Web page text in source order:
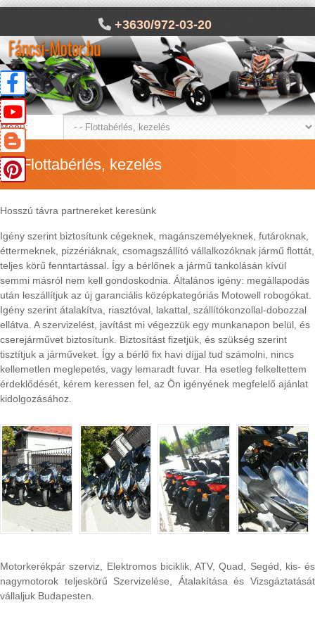
+3630/972-03-20
Menü:
Flottabérlés, kezelés
Hosszú távra partnereket keresünk
Igény szerint biztosítunk cégeknek, magánszemélyeknek, futároknak,
éttermeknek, pizzériáknak, csomagszállító vállalkozóknak jármű flottát,
teljes körű fenntartással. Így a bérlőnek a jármű tankolásán kívül
semmi másról nem kell gondoskodnia. Általános igény: megállapodás
után leszállítjuk az új garanciális középkategóriás Motowell robogókat.
Igény szerint átalakítva, riasztóval, lakattal, szállítókonzollal-dobozzal
ellátva. A szervizelést, javítást mi végezzük egy munkanapon belül, és
cserejárművet biztosítunk. Biztosítást fizetjük, és szükség szerint
tisztítjuk a járműveket. Így a bérlő fix havi díjjal tud számolni, nincs
kellemetlen meglepetés, vagy lemaradt fuvar. Ha esetleg felkeltettem
érdeklődését, kérem keressen fel, az Ön igényének megfelelő ajánlat
kidolgozásához.
Motorkerékpár szerviz, Elektromos biciklik, ATV, Quad, Segéd, kis- és
nagymotorok teljeskörű Szervizelése, Átalakítása és Vizsgáztatását
vállaljuk Budapesten.